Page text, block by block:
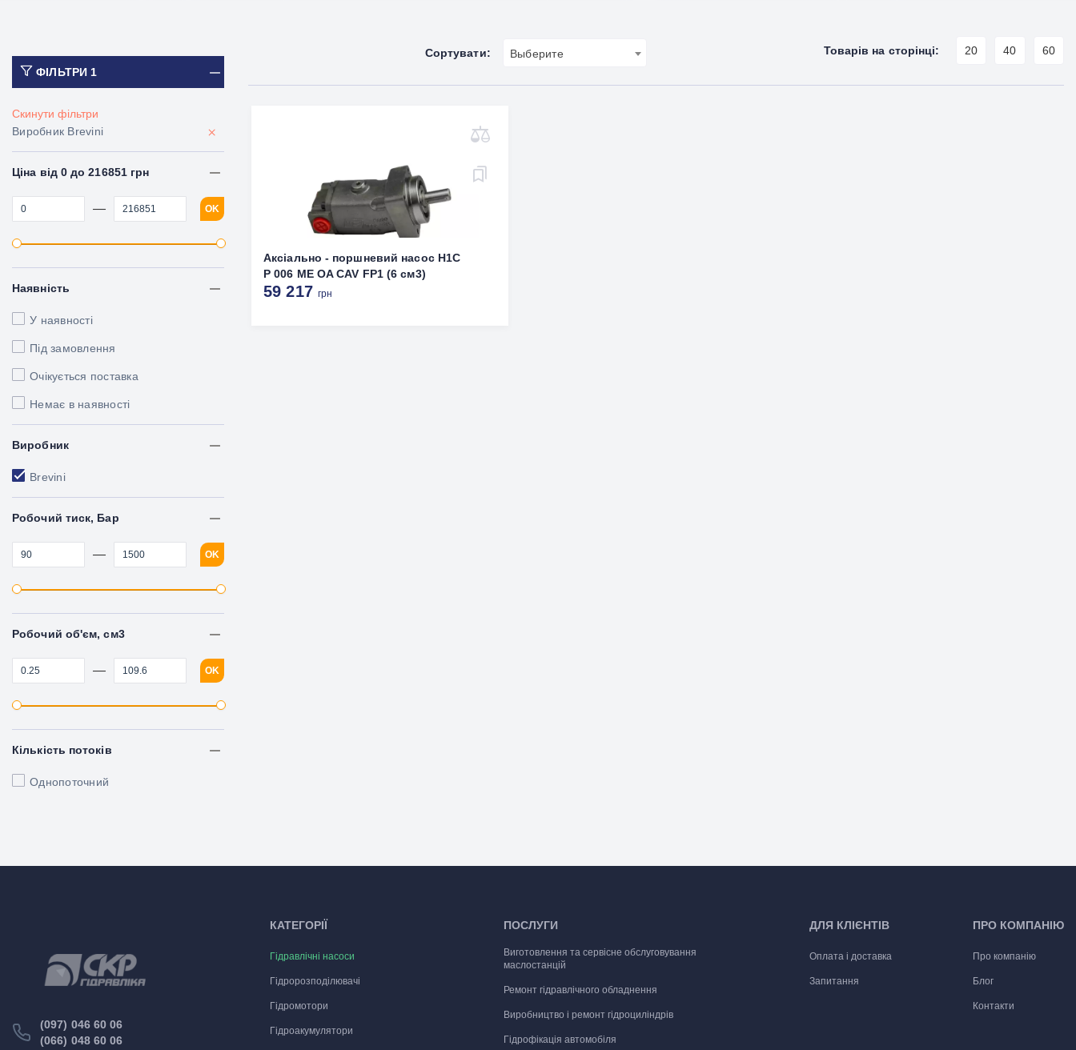
ФІЛЬТРИ1
Скинути фільтри
Виробник Brevini
×
Ціна від 0 до 216851 грн
— OK
Наявність
У наявності
Під замовлення
Очікується поставка
Немає в наявності
Виробник
Brevini
Робочий тиск, Бар
— OK
Робочий об'єм, см3
— OK
Кількість потоків
Однопоточний
Сортувати: Выберите Товарів на сторінці: 20 40 60
Аксіально - поршневий насос H1C
P 006 ME OA CAV FP1 (6 см3)
59 217грн
(097) 046 60 06
(066) 048 60 06
КАТЕГОРІЇ
Гідравлічні насоси
Гідророзподілювачі
Гідромотори
Гідроакумулятори
ПОСЛУГИ
Виготовлення та сервісне обслуговування
маслостанцій
Ремонт гідравлічного обладнення
Виробництво і ремонт гідроциліндрів
Гідрофікація автомобіля
ДЛЯ КЛІЄНТІВ
Оплата і доставка
Запитання
ПРО КОМПАНІЮ
Про компанію
Блог
Контакти